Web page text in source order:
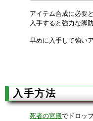
アイテム合成に必要
入手すると強力な脚
早めに入手して強い
入手方法
死者の宮殿でドロッ